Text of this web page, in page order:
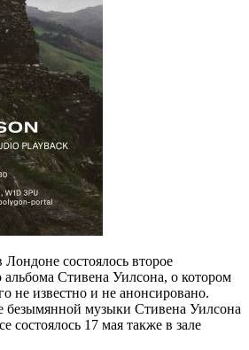
состоялось второе
Стивена Уилсона, о котором
не известно и не анонсировано.
безымянной музыки Стивена Уилсона
состоялось 17 мая также в зале